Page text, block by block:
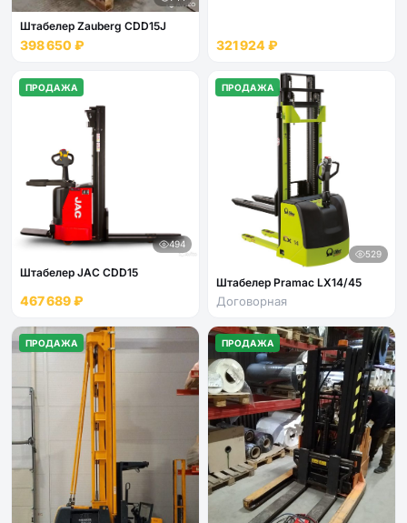
Штабелер Zauberg CDD15J
398 650 ₽ 321 924 ₽
ПРОДАЖА
494
Штабелер JAC CDD15
467 689 ₽
ПРОДАЖА
529
Штабелер Pramac LX14/45
Договорная
ПРОДАЖА ПРОДАЖА